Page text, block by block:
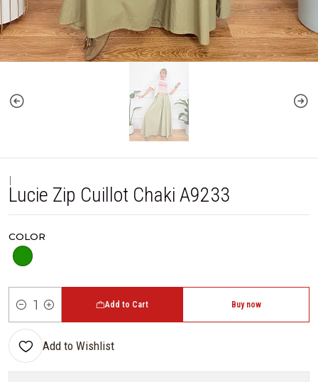
|
Lucie Zip Cuillot Chaki A9233
COLOR
Quantity
Add to Cart Buy now
Add to Wishlist